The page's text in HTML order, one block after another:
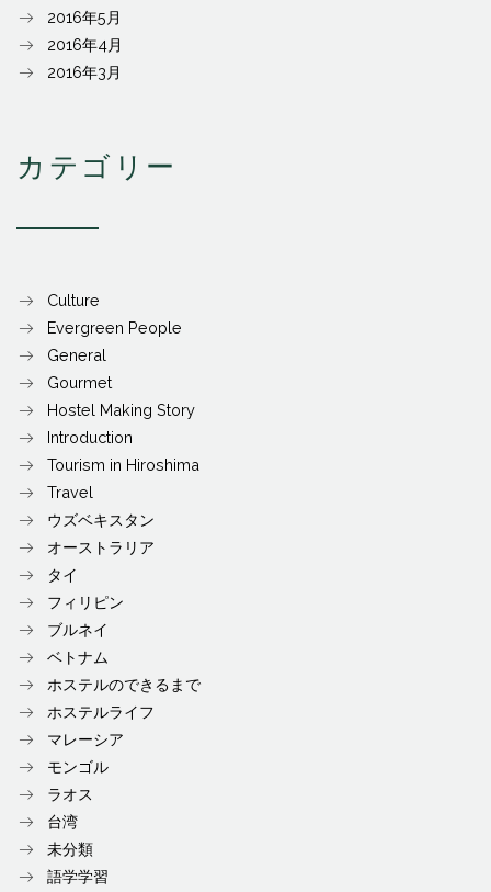
2016年5月
2016年4月
2016年3月
カテゴリー
Culture
Evergreen People
General
Gourmet
Hostel Making Story
Introduction
Tourism in Hiroshima
Travel
ウズベキスタン
オーストラリア
タイ
フィリピン
ブルネイ
ベトナム
ホステルのできるまで
ホステルライフ
マレーシア
モンゴル
ラオス
台湾
未分類
語学学習